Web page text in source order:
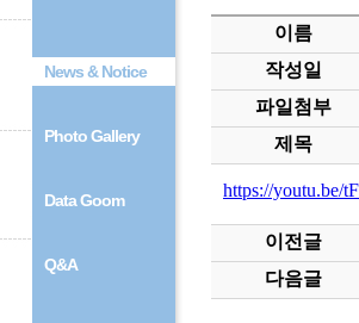
News & Notice
Photo Gallery
Data Goom
Q&A
이름
작성일
파일첨부
제목
https://youtu.be/
이전글
다음글